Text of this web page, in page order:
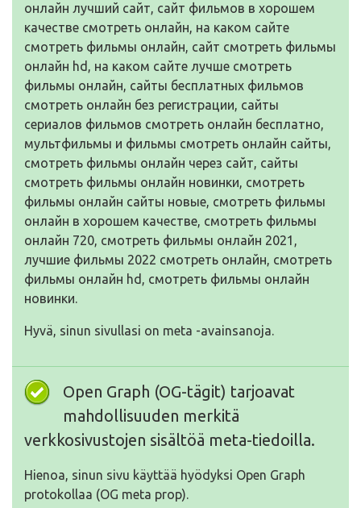
онлайн лучший сайт, сайт фильмов в хорошем
качестве смотреть онлайн, на каком сайте
смотреть фильмы онлайн, сайт смотреть фильмы
онлайн hd, на каком сайте лучше смотреть
фильмы онлайн, сайты бесплатных фильмов
смотреть онлайн без регистрации, сайты
сериалов фильмов смотреть онлайн бесплатно,
мультфильмы и фильмы смотреть онлайн сайты,
смотреть фильмы онлайн через сайт, сайты
смотреть фильмы онлайн новинки, смотреть
фильмы онлайн сайты новые, смотреть фильмы
онлайн в хорошем качестве, смотреть фильмы
онлайн 720, смотреть фильмы онлайн 2021,
лучшие фильмы 2022 смотреть онлайн, смотреть
фильмы онлайн hd, смотреть фильмы онлайн
новинки.
Hyvä, sinun sivullasi on meta -avainsanoja.
Open Graph (OG-tägit) tarjoavat
mahdollisuuden merkitä
verkkosivustojen sisältöä meta-tiedoilla.
Hienoa, sinun sivu käyttää hyödyksi Open Graph
protokollaa (OG meta prop).